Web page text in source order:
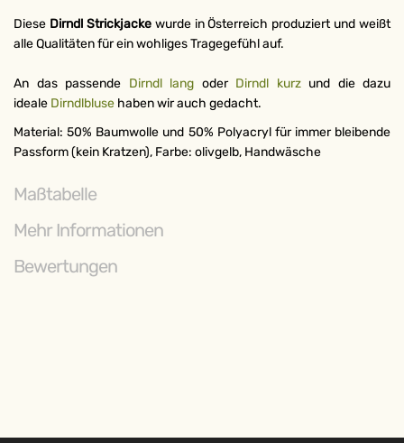
Diese Dirndl Strickjackewurde in Österreich produziert und weißt
alle Qualitäten für ein wohliges Tragegefühl auf.
An das passende Dirndl lang oder Dirndl kurz und die dazu
ideale Dirndlbluse haben wir auch gedacht.
Material: 50% Baumwolle und 50% Polyacryl für immer bleibende
Passform (kein Kratzen), Farbe: olivgelb, Handwäsche
Maßtabelle
Mehr Informationen
Bewertungen